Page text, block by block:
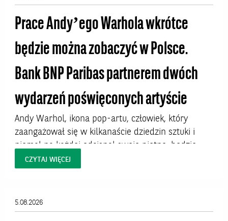
Prace Andy’ego Warhola wkrótce
będzie można zobaczyć w Polsce.
Bank BNP Paribas partnerem dwóch
wydarzeń poświęconych artyście
Andy Warhol, ikona pop-artu, człowiek, który
zaangażował się w kilkanaście dziedzin sztuki i
niemal na każdej odcisnął swoje piętno, będzie
bohaterem dwóch wystaw w Polsce. W Krakowie
Placu Szczepańskim. W Warszawie prace Warhola
uświetnią Hotel Warszawa Art Fair, targi, które
CZYTAJ WIĘCEJ
5.08.2026